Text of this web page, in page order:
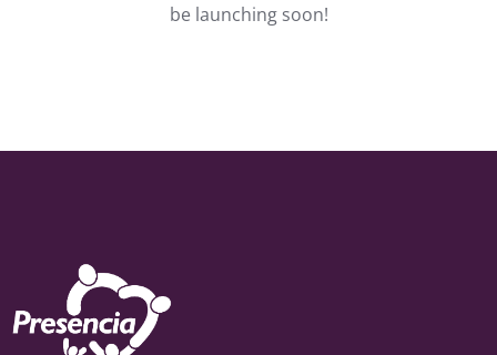
be launching soon!